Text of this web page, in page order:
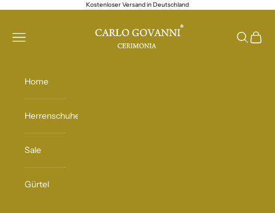
Kostenloser Versand in Deutschland
Navigationsmenü öffnen
Suche
Home
Herrenschuhe
Sale
Gürtel